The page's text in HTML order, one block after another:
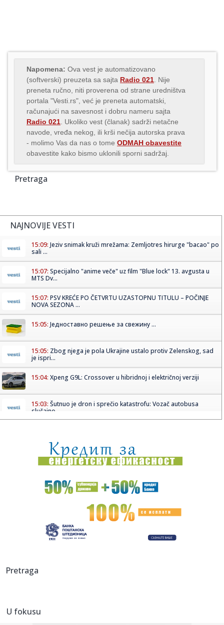
Napomena: Ova vest je automatizovano
(softverski) preuzeta sa sajta Radio 021 . Nije
preneta ručno, niti proverena od strane uredništva
portala "Vesti.rs", već je preneta automatski,
računajući na savesnost i dobru nameru sajta
Radio 021 . Ukoliko vest (članak) sadrži netačne
navode, vređa nekog, ili krši nečija autorska prava
- molimo Vas da nas o tome ODMAH obavestite
obavestite kako bismo uklonili sporni sadržaj.
Pretraga
NAJNOVIJE VESTI
15:09: Jeziv snimak kruži mrežama: Zemljotres hirurge "bacao" po
sali ...
15:07: Specijalno "anime veče" uz film "Blue lock" 13. avgusta u
MTS Dv...
15:07: PSV KREĆE PO ČETVRTU UZASTOPNU TITULU – POČINJE
NOVA SEZONA ...
15:05: Jедноставно решење за свежину ...
15:05: Zbog njega je pola Ukrajine ustalo protiv Zelenskog, sad
je ispri...
15:04: Xpeng G9L: Crossover u hibridnoj i električnoj verziji
15:03: Šutnuo je dron i sprečio katastrofu: Vozač autobusa
slučajno ...
15:03:Novi lepotan: Bugatti Destrier ima 1.500 KS i W16 motor
FOTO
15:01:OpenAI na meti kritika: Pravili luksuzno putovanje za
influensere
Narandžasti alarm u celoj Srbiji: Temperatura dostigla 38
15:00:Ovo je najpretraživaniji način vežbanja za sagorevanje
14:52:
Pretraga
U fokusu